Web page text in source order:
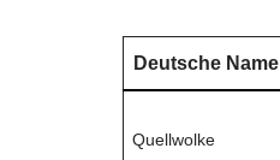
Deutsche Name
Quellwolke